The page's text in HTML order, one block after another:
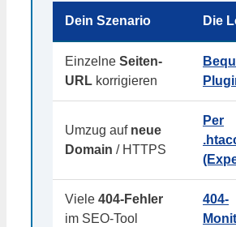
Dein Szenario Die
Einzelne Seiten-
URL korrigieren
Umzug auf neue
Domain / HTTPS
Per
Viele 404-Fehler
im SEO-Tool
404-